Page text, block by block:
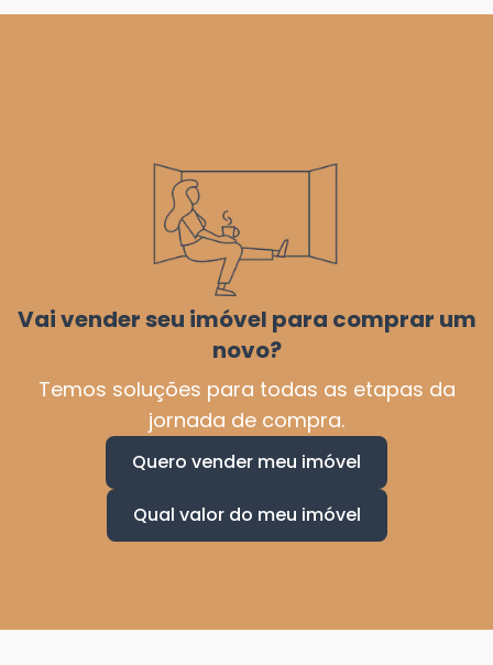
Vai vender seu imóvel para comprar um
novo?
Temos soluções para todas as etapas da
jornada de compra.
Quero vender meu imóvel
Qual valor do meu imóvel